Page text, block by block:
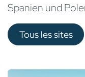
Spanien und
Tous les sites